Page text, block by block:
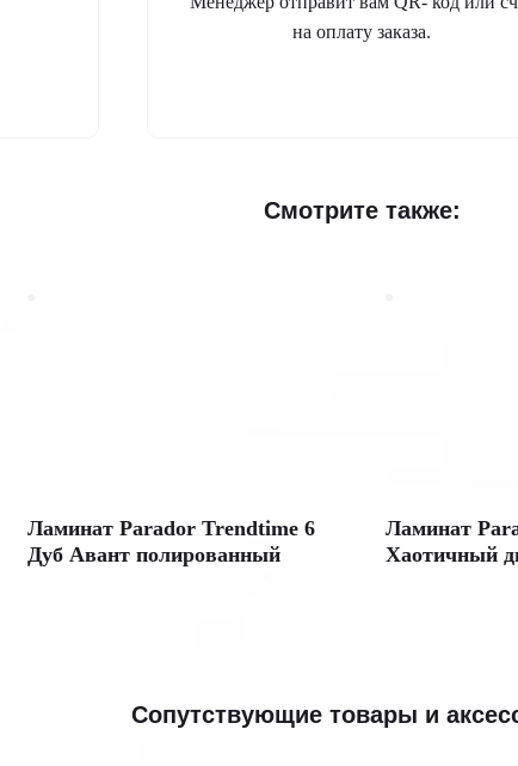
на оплату заказа.
Смотрите также:
Ламинат Parador Trendtime 6
Дуб Авант полированный
Ламинат
Хаотичный
Сопутствующие товары и